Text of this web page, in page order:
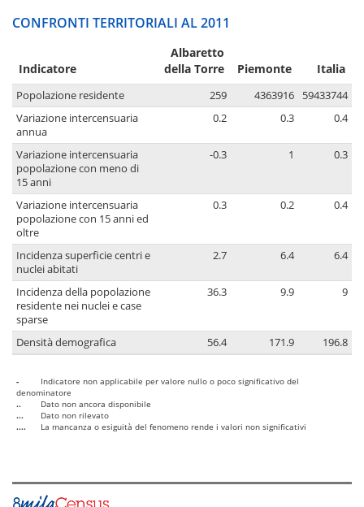
CONFRONTI TERRITORIALI AL 2011
Indicatore
Albaretto
della Torre
Piemonte Italia
Popolazione residente 259 4363916
59433744
Variazione intercensuaria
annua
0.2 0.3 0.4
Variazione intercensuaria
popolazione con meno di
15 anni
-0.3 1 0.3
Variazione intercensuaria
popolazione con 15 anni ed
oltre
0.3 0.2 0.4
Incidenza superficie centri e
nuclei abitati
2.7 6.4 6.4
Incidenza della popolazione
residente nei nuclei e case
sparse
36.3 9.9 9
Densità demografica 56.4 171.9 196.8
-
Indicatore non applicabile per valore nullo o poco significativo del
denominatore
..
Dato non ancora disponibile
...
Dato non rilevato
....
La mancanza o esiguità del fenomeno rende i valori non significativi